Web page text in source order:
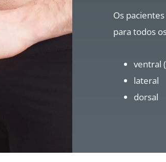
Os
para todos
ventral
lateral
dorsal